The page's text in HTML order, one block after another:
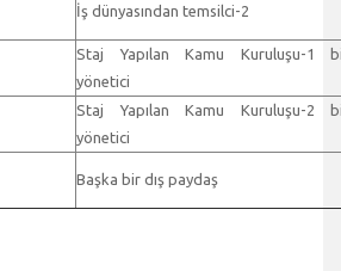
İş dünyasından temsilci-2
Staj Yapılan Kamu Kuruluşu-1
yönetici
Staj Yapılan Kamu Kuruluşu-2
yönetici
Başka bir dış paydaş